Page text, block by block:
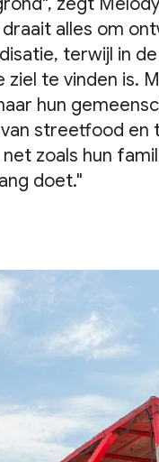
alles om
terwijl in
ziel te vinden is.
hun
streetfood en
zoals hun
doet."